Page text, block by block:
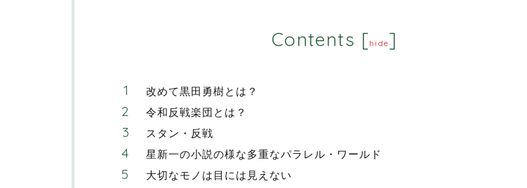
Contents [hide]
改めて黒田勇樹とは？
令和反戦楽団とは？
スタン・反戦
星新一の小説の様な多重なパラレル・ワールド
大切なモノは目には見えない